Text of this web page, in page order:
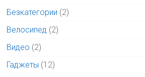
Безкатегории (2)
Велосипед (2)
Видео (2)
Гаджеты (12)